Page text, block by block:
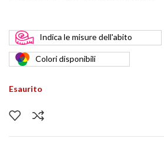
Indica le misure dell'abito
Coloridisponibili
Esaurito